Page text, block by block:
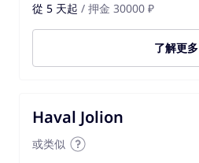
從 5 天起 / 押金 30000 ₽
了解更多
Haval Jolion
或类似